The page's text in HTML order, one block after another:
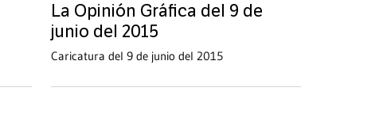
La Opinión Gráfica del 9 de
junio del 2015
Caricatura del 9 de junio del 2015